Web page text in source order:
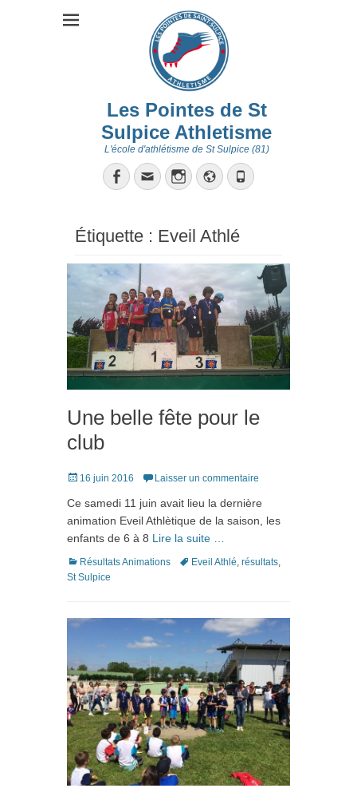
Les Pointes de St
Sulpice Athletisme
L'école d'athlétisme de St Sulpice (81)
Facebook
EmailInstagram
Site
web
Tél
Étiquette : Eveil Athlé
Une belle fête pour le
club
Posté16 juin 2016 Laisser un commentaire
Ce samedi 11 juin avait lieu la dernière
animation Eveil Athlètique de la saison, les
enfants de 6 à 8 Lire la suite …
Catégories
Résultats Animations TagsEveil Athlé résultats
St Sulpice